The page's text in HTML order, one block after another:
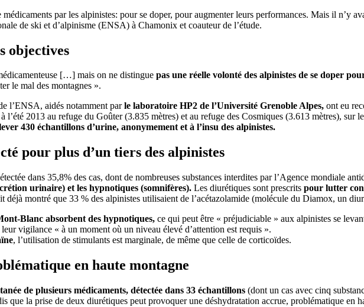
par les alpinistes: pour se doper, pour augmenter leurs performances. Mais il n’y
de ski et d’alpinisme (ENSA) à Chamonix et coauteur de l’étude.
objectives
[…] mais on ne distingue pas une réelle volonté des alpinistes de se doper
le mal des montagnes ».
l’ENSA, aidés notamment parle laboratoire HP2 de l’Université Grenoble Alpes, ont eu
l’été 2013 au refuge du Goûter (3.835 mètres) et au refuge des Cosmiques (3.613 mètres), sur
430 échantillons d’urine, anonymement et à l’insu des alpinistes.
pour plus d’un tiers des alpinistes
dans 35,8% des cas, dont de nombreuses substances interdites par l’Agence mondiale
urinaire) et les hypnotiques (somnifères). Les diurétiques sont prescrits pour lutter
déjà montré que 33 % des alpinistes utilisaient de l’acétazolamide (molécule du Diamox, un
Blanc absorbent des hypnotiques, ce qui peut être « préjudiciable » aux alpinistes se
vigilance « à un moment où un niveau élevé d’attention est requis ».
, l’utilisation de stimulants est marginale, de même que celle de corticoïdes.
en haute montagne
de plusieurs médicaments, détectée dans 33 échantillons (dont un cas avec cinq
que la prise de deux diurétiques peut provoquer une déshydratation accrue, problématique en